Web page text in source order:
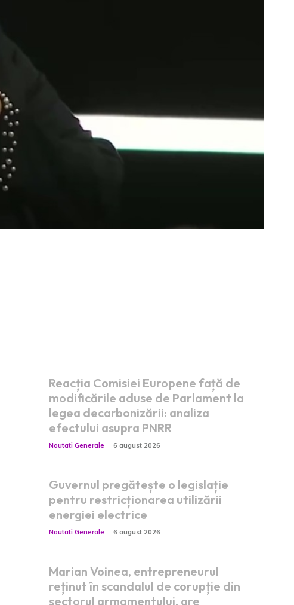
Reacția Comisiei Europene față de
modificările aduse de Parlament la
legea decarbonizării: analiza
efectului asupra PNRR
Noutati Generale 6 august 2026
Guvernul pregătește o legislație
pentru restricționarea utilizării
energiei electrice
Noutati Generale 6 august 2026
Marian Voinea, entrepreneurul
reținut în scandalul de corupție din
sectorul armamentului, are